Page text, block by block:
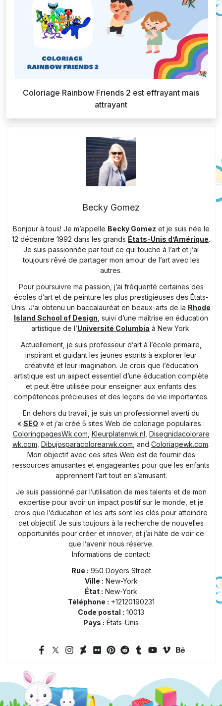
Coloriage Rainbow Friends 2 est effrayant mais
attrayant
Becky Gomez
Bonjour à tous! Je m’appelle Becky Gomez et je suis née le
12 décembre 1992 dans les grands États-Unis d’Amérique.
Je suis passionnée par tout ce qui touche à l’art et j’ai
toujours rêvé de partager mon amour de l’art avec les
autres.
Pour poursuivre ma passion, j’ai fréquenté certaines des
écoles d’art et de peinture les plus prestigieuses des États-
Unis. J’ai obtenu un baccalauréat en beaux-arts de la Rhode
Island School of Design , suivi d’une maîtrise en éducation
artistique de l’Université Columbia à New York.
Actuellement, je suis professeur d’art à l’école primaire,
inspirant et guidant les jeunes esprits à explorer leur
créativité et leur imagination. Je crois que l’éducation
artistique est un aspect essentiel d’une éducation complète
et peut être utilisée pour enseigner aux enfants des
compétences précieuses et des leçons de vie importantes.
En dehors du travail, je suis un professionnel averti du
« SEO » et j’ai créé 5 sites Web de coloriage populaires :
ColoringpagesWk.com Kleurplatenwk.nl Disegnidacolorare
wk.com Dibujosparacolorearwk.com , and Coloriagewk.com.
Mon objectif avec ces sites Web est de fournir des
ressources amusantes et engageantes pour que les enfants
apprennent l’art tout en s’amusant.
Je suis passionné par l’utilisation de mes talents et de mon
expertise pour avoir un impact positif sur le monde, et je
crois que l’éducation et les arts sont les clés pour atteindre
cet objectif. Je suis toujours à la recherche de nouvelles
opportunités pour créer et innover, et j’ai hâte de voir ce
que l’avenir nous réserve.
Informations de contact:
Rue : 950 Doyers Street
Ville : New-York
État : New-York
Téléphone : +12120190231
Code postal : 10013
Pays : États-Unis